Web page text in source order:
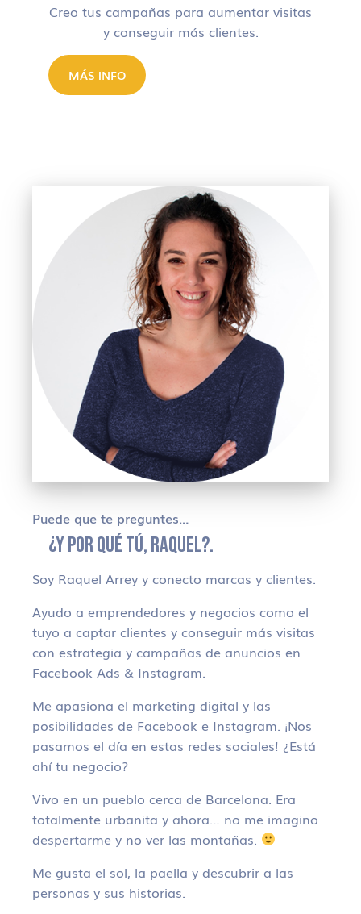
Creo tus campañas para aumentar visitas
y conseguir más clientes.
MÁS INFO
Puede que te preguntes…
¿Y POR QUÉ TÚ, RAQUEL?.
Soy Raquel Arrey y conecto marcas y clientes.
Ayudo a emprendedores y negocios como el
tuyo a captar clientes y conseguir más visitas
con estrategia y campañas de anuncios en
Facebook Ads & Instagram.
Me apasiona el marketing digital y las
posibilidades de Facebook e Instagram. ¡Nos
pasamos el día en estas redes sociales! ¿Está
ahí tu negocio?
Vivo en un pueblo cerca de Barcelona. Era
totalmente urbanita y ahora… no me imagino
despertarme y no ver las montañas.
Me gusta el sol, la paella y descubrir a las
personas y sus historias.